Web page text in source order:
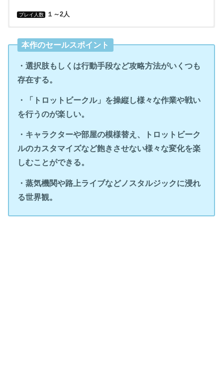
プレイ人数 １～2人
・2006年9月14日（愛コレ：ベスト版）
本作のセールスポイント
・選択肢もしくは行動手段など攻略方法がいくつも
存在する。
・「トロットビークル」を操縦し様々な作業や戦い
を行うのが楽しい。
・キャラクターや部屋の模様替え、トロットビーク
ルのカスタマイズなど飽きさせない様々な変化を楽
しむことができる。
・蒸気機関や路上ライブなどノスタルジックに浸れ
る世界観。